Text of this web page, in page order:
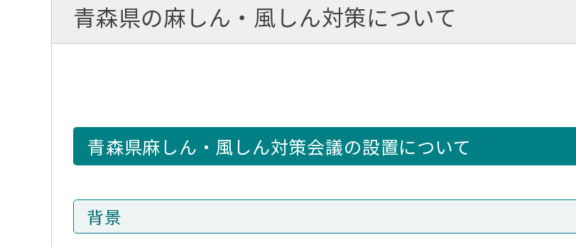
青森県の麻しん・風しん対策について
青森県麻しん・風しん対策会議の設置について
背景